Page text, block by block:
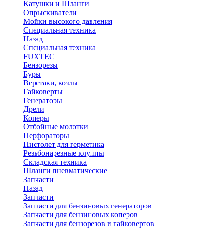
Катушки и Шланги
Опрыскиватели
Мойки высокого давления
Специальная техника
Назад
Специальная техника
FUXTEC
Бензорезы
Буры
Верстаки, козлы
Гайковерты
Генераторы
Дрели
Коперы
Отбойные молотки
Перфораторы
Пистолет для герметика
Резьбонарезные клуппы
Складская техника
Шланги пневматические
Запчасти
Назад
Запчасти
Запчасти для бензиновых генераторов
Запчасти для бензиновых коперов
Запчасти для бензорезов и гайковертов